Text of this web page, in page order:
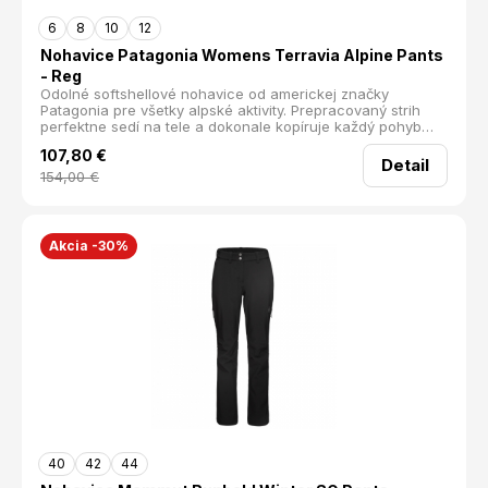
6 8 10 12
Nohavice Patagonia Womens Terravia Alpine Pants
- Reg
Odolné softshellové nohavice od americkej značky
Patagonia pre všetky alpské aktivity. Prepracovaný strih
perfektne sedí na tele a dokonale kopíruje každý pohyb
vďaka strečovému materiálu. V prednej časti sú zosilnené
panely pre vyššiu odolnosť pri kontakte so skalou.
vetruodolný materiál 4-smerne strečové pre komfort pri
pohybe povrchová DWR úprava proti vode regulovateľný
14% Elastan Hmotnosť: 323 g
107,80 €
154,00€
Detail
Akcia -30%
40 42 44